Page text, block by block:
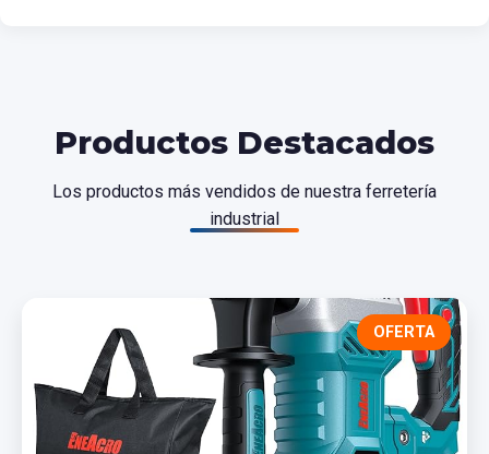
Productos Destacados
Los productos más vendidos de nuestra ferretería
industrial
OFERTA